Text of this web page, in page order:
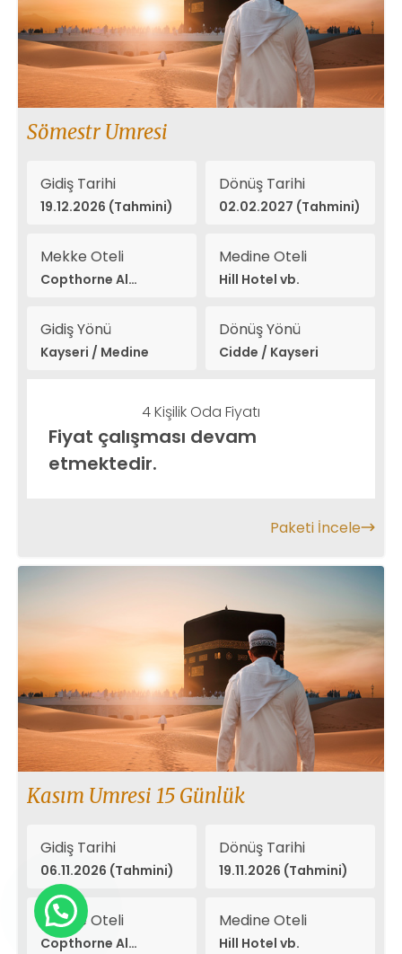
Sömestr Umresi
Gidiş Tarihi
19.12.2026 (Tahmini)
Dönüş Tarihi
02.02.2027 (Tahmini)
Mekke Oteli
Copthorne Al
Medine Oteli
Hill Hotel vb.
Gidiş Yönü
Kayseri / Medine
Dönüş Yönü
Cidde / Kayseri
4 Kişilik Oda Fiyatı
Fiyat çalışması devam
etmektedir.
Paketi İncele
Kasım Umresi 15 Günlük
Gidiş Tarihi
06.11.2026 (Tahmini)
Dönüş Tarihi
19.11.2026 (Tahmini)
Mekke Oteli
Copthorne Al
Medine Oteli
Hill Hotel vb.